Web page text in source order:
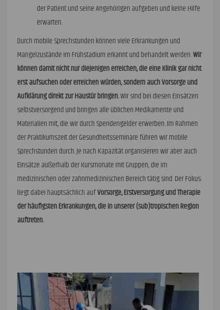
der Patient und seine Angehörigen aufgeben und keine Hilfe
erwarten.
Durch mobile Sprechstunden können viele Erkrankungen und
Mangelzustände im Frühstadium erkannt und behandelt werden.Wir
können damit nicht nur diejenigen erreichen, die eine Klinik gar nicht
erst aufsuchen oder erreichen würden, sondern auch Vorsorge und
Aufklärung direkt zur Haustür bringen.Wir sind bei diesen Einsätzen
selbstversorgend und bringen alle üblichen Medikamente und
Materialien mit, die wir durch Spendengelder erwerben. Im Rahmen
der Praktikumszeit der Gesundheitsseminare führen wir mobile
Sprechstunden durch. Je nach Kapazität organisieren wir aber auch
Einsätze außerhalb der Kursmonate mit Gruppen, die im
medizinischen oder zahnmedizinischen Bereich tätig sind. Der Fokus
liegt dabei hauptsächlich aufVorsorge, Erstversorgung und Therapie
der häufigsten Erkrankungen, die in unserer (sub)tropischen Region
auftreten.